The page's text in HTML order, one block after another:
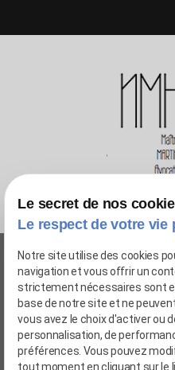
04 72
12 rue
20 avenue Charles
Inscription
Le secret de nos
Le respect de votre vie
Notre site utilise des cookies
navigation et vous offrir un
strictement nécessaires sont
base de notre site et ne
vous avez le choix d'activer ou
personnalisation, de
préférences. Vous pouvez
tout moment en cliquant sur le